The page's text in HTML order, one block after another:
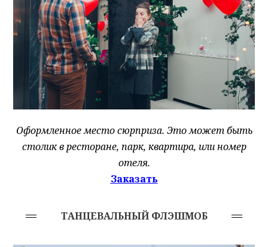
Оформленное место сюрприза. Это может быть
столик в ресторане, парк, квартира, или номер
отеля.
Заказать
ТАНЦЕВАЛЬНЫЙ ФЛЭШМОБ